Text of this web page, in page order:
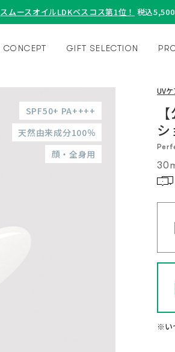
スムースオイルLDKベスコス第1位！ 税込
CONCEPT GIFT SELECTION
SPF50+ PA++++
天然由来成分100％
顔・全身用
UVケ
シ
※い